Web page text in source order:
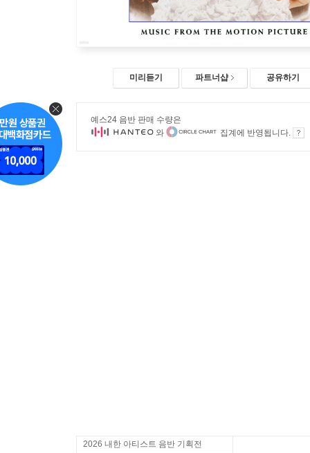
미리듣기 파트너샵 공유하기
예스24 음반 판매 수량은
와
집계에 반영됩니다.
2026 내한 아티스트 음반 기획전